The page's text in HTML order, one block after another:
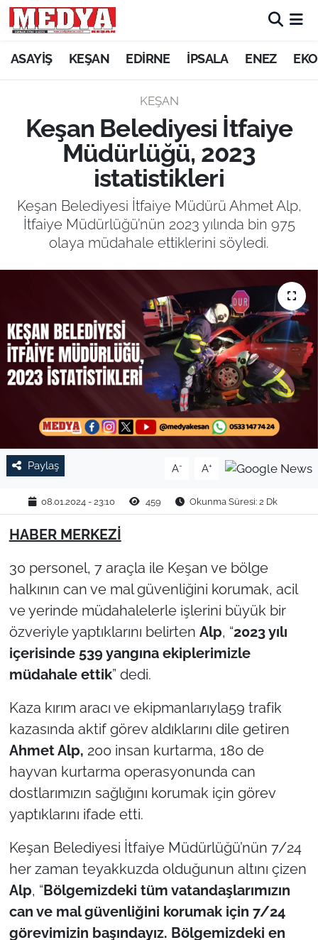
ASAYİŞ KEŞAN EDİRNE İPSALA ENEZ
KEŞAN
Keşan Belediyesi İtfaiye
Müdürlüğü, 2023
istatistikleri
Keşan Belediyesi İtfaiye Müdürü Ahmet Alp,
İtfaiye Müdürlüğü’nün 2023 yılında bin 975
olaya müdahale ettiklerini söyledi.
Paylaş A- A+
08.01.2024 - 23:10 459 Okunma Süresi: 2 Dk
HABER MERKEZİ
30 personel, 7 araçla ile Keşan ve bölge
halkının can ve mal güvenliğini korumak, acil
ve yerinde müdahalelerle işlerini büyük bir
özveriyle yaptıklarını belirten Alp, “2023 yılı
içerisinde 539 yangına ekiplerimizle
müdahale ettik” dedi.
Kaza kırım aracı ve ekipmanlarıyla59 trafik
kazasında aktif görev aldıklarını dile getiren
Ahmet Alp, 200 insan kurtarma, 180 de
hayvan kurtarma operasyonunda can
dostlarımızın sağlığını korumak için görev
yaptıklarını ifade etti.
Keşan Belediyesi İtfaiye Müdürlüğü’nün 7/24
her zaman teyakkuzda olduğunun altını çizen
Alp, “Bölgemizdeki tüm vatandaşlarımızın
can ve mal güvenliğini korumak için 7/24
görevimizin başındayız. Bölgemizdeki en
KEŞAN
ASAYİŞ
SİYASET
GÜNDEM
EKONOMİ
SAĞLIK
TARIM VE HAYVANCILIK
KÜLTÜR SANAT
RESMİ İLAN
SPOR
TEKİRDAĞ
KIRKLARELİ
ÇANAKKALE
TÜRKİYE
Bölge
Güvenlik
Genel
Politika
Flaş Haber
Dış Haberler
Magazin